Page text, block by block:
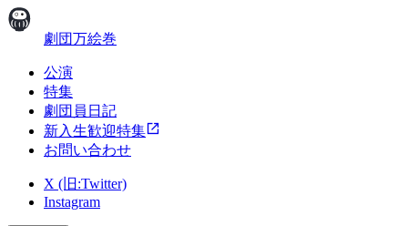
劇団万絵巻
公演
特集
劇団員日記
新入生歓迎特集
お問い合わせ
X (旧:Twitter)
Instagram